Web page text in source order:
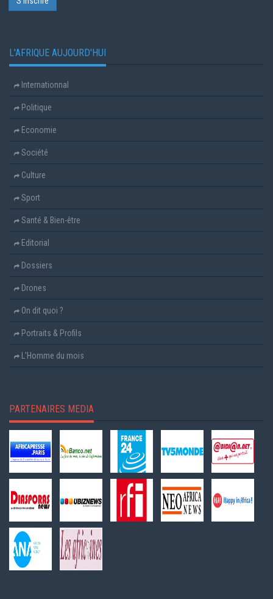
L'AFRIQUE AUJOURD'HUI
Internationnal
Politique
Economie
Société
Culture
Sport
Santé & Bien-être
Editorial
Dossiers
Drones
On dit quoi ?
Portraits & Profils
L'Homme du mois
PARTENAIRES MEDIA